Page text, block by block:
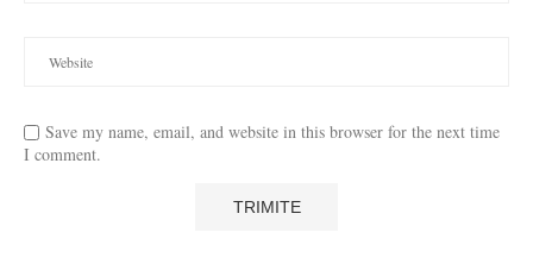
Save my name, email, and website in this browser for the next time
I comment.